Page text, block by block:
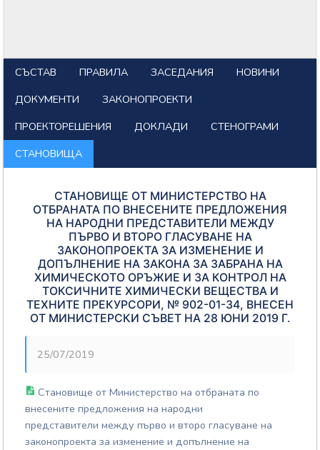
СЪСТАВ ПРАВИЛА ЗАСЕДАНИЯ
НОВИНИ
ДОКУМЕНТИ
ЗАКОНОПРОЕКТИ
ПРОЕКТОРЕШЕНИЯ
ДОКЛАДИ
СТЕНОГРАМИ
СТАНОВИЩА
СТАНОВИЩЕ ОТ МИНИСТЕРСТВО НА
ОТБРАНАТА ПО ВНЕСЕНИТЕ ПРЕДЛОЖЕНИЯ
НА НАРОДНИ ПРЕДСТАВИТЕЛИ МЕЖДУ
ПЪРВО И ВТОРО ГЛАСУВАНЕ НА
ЗАКОНОПРОЕКТА ЗА ИЗМЕНЕНИЕ И
ДОПЪЛНЕНИЕ НА ЗАКОНА ЗА ЗАБРАНА НА
ХИМИЧЕСКОТО ОРЪЖИЕ И ЗА КОНТРОЛ НА
ТОКСИЧНИТЕ ХИМИЧЕСКИ ВЕЩЕСТВА И
ТЕХНИТЕ ПРЕКУРСОРИ, № 902-01-34, ВНЕСЕН
ОТ МИНИСТЕРСКИ СЪВЕТ НА 28 ЮНИ 2019 Г.
25/07/2019
Становище от Министерство на отбраната по
внесените предложения на народни
представители между първо и второ гласуване на
законопроекта за изменение и допълнение на